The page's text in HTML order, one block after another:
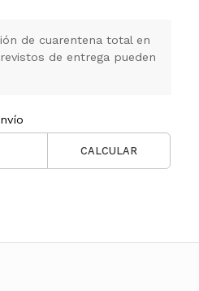
de cuarentena total en
de entrega pueden
CALCULAR